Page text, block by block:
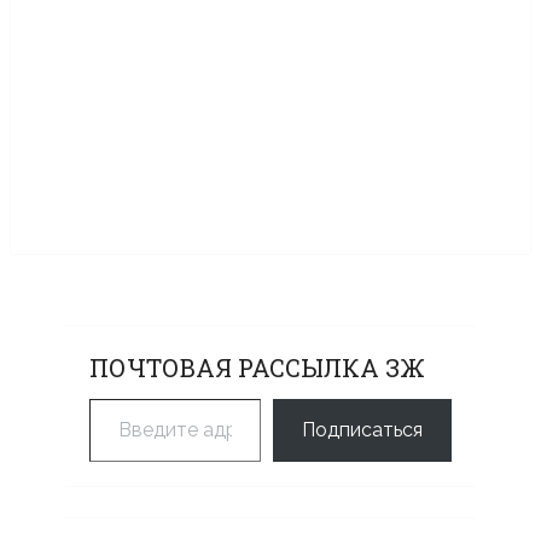
ПОЧТОВАЯ РАССЫЛКА ЗЖ
Введите адрес электронной почты…
Подписаться